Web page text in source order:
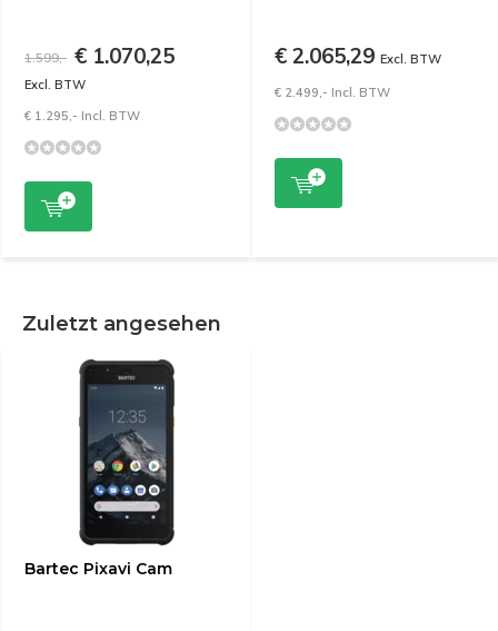
1.599,- € 1.070,25
Excl. BTW
€ 1.295,- Incl. BTW
€ 2.065,29 Excl. BTW
€ 2.499,- Incl. BTW
Zuletzt angesehen
Bartec Pixavi Cam